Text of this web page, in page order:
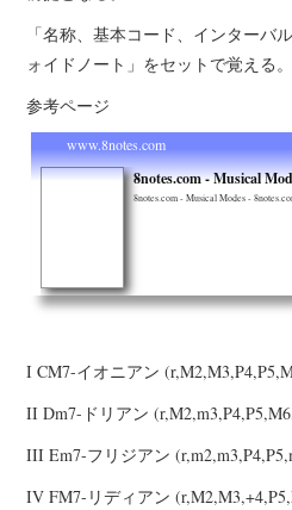
「名称、基本コード、インターバ
ォイドノート」をセットで覚える。
参考ページ
www.8notes.com
8notes.com - Musical
8notes.com - Musical Modes -
I CM7-イオニアン
II Dm7-ドリアン
III Em7-フリジアン
IV FM7-リディアン